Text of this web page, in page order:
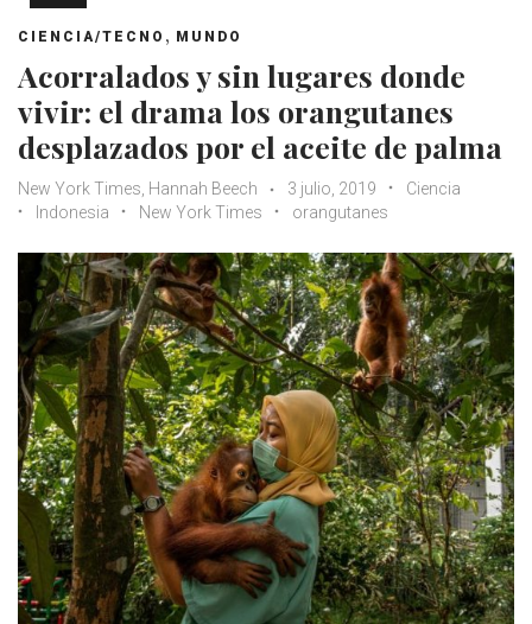
CIENCIA/TECNO , MUNDO
Acorralados y sin lugares donde
vivir: el drama los orangutanes
desplazados por el aceite de palma
New York Times, Hannah Beech 3 julio, 2019
Ciencia
Indonesia
New York Times orangutanes